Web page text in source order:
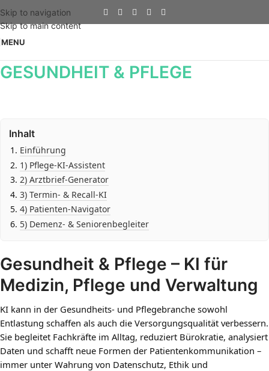
Skip to navigation
Skip to main content
MENU
GESUNDHEIT & PFLEGE
Inhalt
Einführung
1) Pflege-KI-Assistent
2) Arztbrief-Generator
3) Termin- & Recall-KI
4) Patienten-Navigator
5) Demenz- & Seniorenbegleiter
Gesundheit & Pflege – KI für
Medizin, Pflege und Verwaltung
KI kann in der Gesundheits- und Pflegebranche sowohl
Entlastung schaffen als auch die Versorgungsqualität verbessern.
Sie begleitet Fachkräfte im Alltag, reduziert Bürokratie, analysiert
Daten und schafft neue Formen der Patientenkommunikation –
immer unter Wahrung von Datenschutz, Ethik und